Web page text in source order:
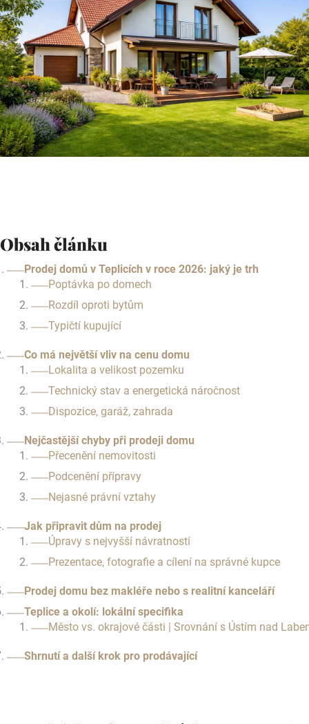
Obsah článku
Prodej domů v Teplicích v roce 2026: jaký je trh
Poptávka po domech
Rozdíl oproti bytům
Typičtí kupující
Co má největší vliv na cenu domu
Lokalita a velikost pozemku
Technický stav a energetická náročnost
Dispozice, garáž, zahrada
Nejčastější chyby při prodeji domu
Přecenění nemovitosti
Podcenění přípravy
Nejasné právní vztahy
Jak připravit dům na prodej
Úpravy s nejvyšší návratností
Prezentace, fotografie a cílení na správné kupce
Prodej domu bez makléře nebo s realitní kanceláří
Teplice a okolí: lokální specifika
Město vs. okrajové části | Srovnání s Ústím nad
Shrnutí a další krok pro prodávající